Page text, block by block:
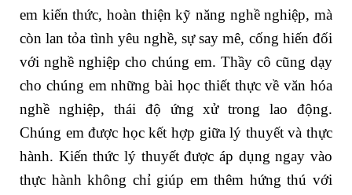
em kiến thức, hoàn thiện kỹ năng nghề nghiệp, mà
còn lan tỏa tình yêu nghề, sự say mê, cống hiến đối
với nghề nghiệp cho chúng em. Thầy cô cũng dạy
cho chúng em những bài học thiết thực về văn hóa
nghề nghiệp, thái độ ứng xử trong lao động.
Chúng em được học kết hợp giữa lý thuyết và thực
hành. Kiến thức lý thuyết được áp dụng ngay vào
thực hành không chỉ giúp em thêm hứng thú với